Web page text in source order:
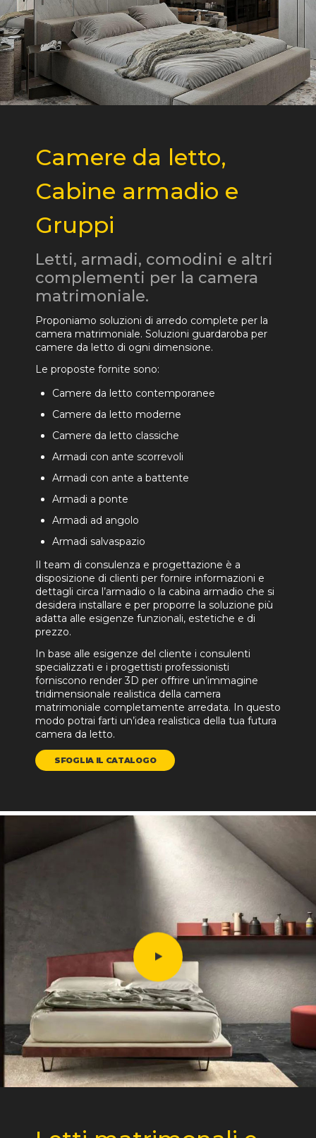
Camere da letto,
Cabine armadio e
Gruppi
Letti, armadi, comodini e altri
complementi per la camera
matrimoniale.
Proponiamo soluzioni di arredo complete per la
camera matrimoniale. Soluzioni guardaroba per
camere da letto di ogni dimensione.
Le proposte fornite sono:
Camere da letto contemporanee
Camere da letto moderne
Camere da letto classiche
Armadi con ante scorrevoli
Armadi con ante a battente
Armadi a ponte
Armadi ad angolo
Armadi salvaspazio
Il team di consulenza e progettazione è a
disposizione di clienti per fornire informazioni e
dettagli circa l’armadio o la cabina armadio che si
desidera installare e per proporre la soluzione più
adatta alle esigenze funzionali, estetiche e di
prezzo.
In base alle esigenze del cliente i consulenti
specializzati e i progettisti professionisti
forniscono render 3D per offrire un’immagine
tridimensionale realistica della camera
matrimoniale completamente arredata. In questo
modo potrai farti un’idea realistica della tua futura
camera da letto.
SFOGLIA IL CATALOGO